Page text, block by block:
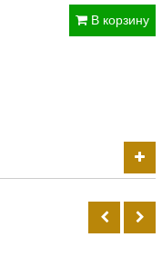
В корзину